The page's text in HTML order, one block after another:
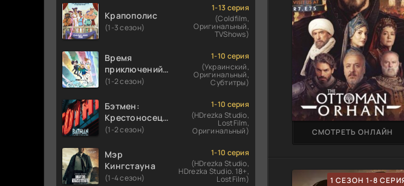
Крапополис
(1-3 сезон)
1-13 серия
(Coldfilm,
Оригинальный,
TVShows)
Время
приключений:
Фионна и Кейк
(1-2 сезон)
1-10 серия
(Украинский,
Оригинальный,
Субтитры)
Бэтмен:
Крестоносец в
плаще
(1-2 сезон)
1-10 серия
(HDrezka Studio,
LostFilm,
Оригинальный)
Мэр
Кингстауна
(1-4 сезон)
1-10 серия
(HDrezka Studio,
HDrezka Studio. 18+,
LostFilm)
СМОТРЕТЬ ОНЛАЙН
1 СЕЗОН 1-8